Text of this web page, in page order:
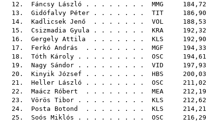
12. Fáncsy László . . . . . . . . MMG 184,72
13. Gidófalvy Péter . . . . . . . TIT 186,90
14. Kadlicsek Jenő . . . . . . . VOL 188,53
15. Csizmadia Gyula . . . . . . . KRA 192,32
16. Gergely Attila . . . . . . . KLS 192,90
17. Ferkó András . . . . . . . . MGF 194,33
18. Tóth Károly . . . . . . . . . OSC 194,61
19. Nagy Sándor . . . . . . . . . VID 197,93
20. Kinyik József . . . . . . . . HBS 200,03
21. Heller László . . . . . . . . OSC 211,02
22. Maácz Róbert . . . . . . . . MEA 212,19
23. Vörös Tibor . . . . . . . . . KLS 212,62
24. Posta Botond . . . . . . . . KLS 214,21
25. Soós Miklós . . . . . . . . . OSC 216,29